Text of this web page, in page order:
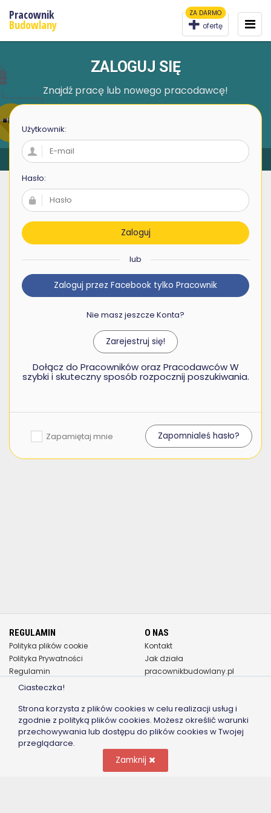
ofertę
ZA DARMO
Pracownik
Budowlany
ZALOGUJ SIĘ
Znajdź pracę lub nowego pracodawcę!
Użytkownik:
Hasło:
Zaloguj
lub
Zaloguj przez Facebook tylko Pracownik
Nie masz jeszcze Konta?
Zarejestruj się!
Dołącz do Pracowników oraz Pracodawców W
szybki i skuteczny sposób rozpocznij poszukiwania.
Zapamiętaj mnie Zapomnialeś hasło?
Ciasteczka!
Strona korzysta z plików cookies w celu realizacji usług i
zgodnie z polityką plików cookies. Możesz określić warunki
przechowywania lub dostępu do plików cookies w Twojej
przeglądarce.
Zamknij
REGULAMIN
Polityka plików cookie
Polityka Prywatności
Regulamin
O NAS
Kontakt
Jak działa
pracownikbudowlany.pl
WSPÓŁPRACA
Dla Pracodawcy
Dla Pracownika/Specjalisty
Zasady Bezpieczeństwa
JAK ZACZĄĆ
Rejestracja
Zaloguj
Blog